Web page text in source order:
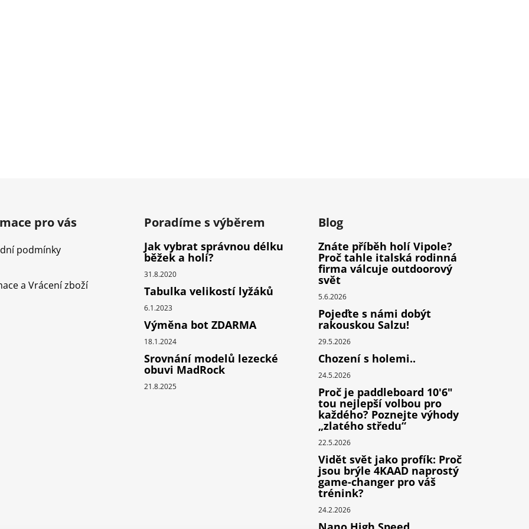
pro vás
podmínky
a Vrácení zboží
Poradíme s výběrem
Jak vybrat správnou délku
běžek a holí?
31.8.2020
Tabulka velikostí lyžáků
6.1.2023
Výměna bot ZDARMA
18.1.2024
Srovnání modelů lezecké
obuvi MadRock
21.8.2025
Blog
Znáte příběh holí Vipole?
Proč tahle italská rodinná
firma válcuje outdoorový
svět
5.6.2026
Pojeďte s námi dobýt
rakouskou Salzu!
29.5.2026
Chození s holemi..
24.5.2026
Proč je paddleboard 10'6"
tou nejlepší volbou pro
každého? Poznejte výhody
„zlatého středu“
22.5.2026
Vidět svět jako profík: Proč
jsou brýle 4KAAD naprostý
game-changer pro váš
trénink?
24.2.2026